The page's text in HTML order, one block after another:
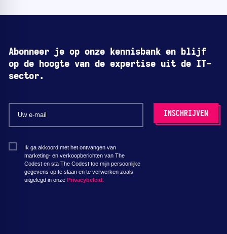
Abonneer je op onze kennisbank en blijf
op de hoogte van de expertise uit de IT-
sector.
Ik ga akkoord met het ontvangen van
marketing- en verkoopberichten van The
Codest en sta The Codest toe mijn persoonlijke
gegevens op te slaan en te verwerken zoals
uitgelegd in onze Privacybeleid.